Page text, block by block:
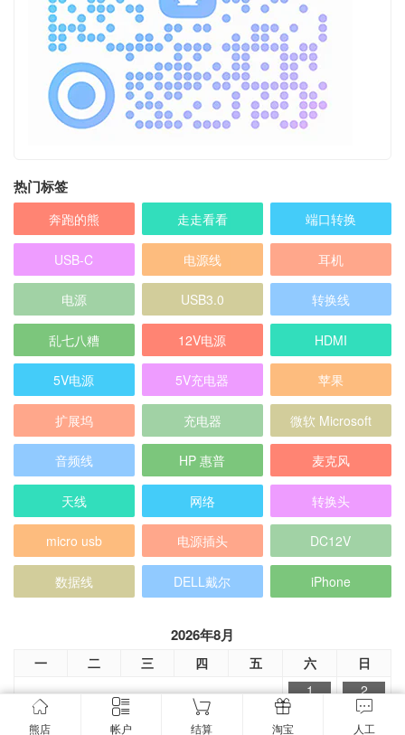
热门标签
奔跑的熊 走走看看 端口转换
USB-C 电源线 耳机
电源 USB3.0 转换线
乱七八糟 12V电源 HDMI
5V电源 5V充电器 苹果
扩展坞 充电器 微软 Microsoft
音频线 HP 惠普 麦克风
天线 网络 转换头
micro usb 电源插头 DC12V
数据线 DELL戴尔 iPhone
2026年8月
一 二 三 四 五 六
日
1
2
3
6
9
熊店 帐户 结算 淘宝 人工